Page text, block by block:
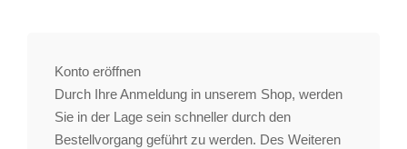
Konto eröffnen
Durch Ihre Anmeldung in unserem Shop, werden
Sie in der Lage sein schneller durch den
Bestellvorgang geführt zu werden. Des Weiteren